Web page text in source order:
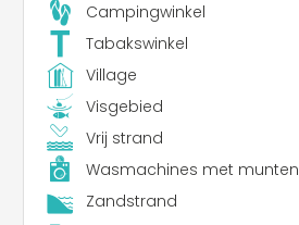
Campingwinkel
Tabakswinkel
Village
Visgebied
Vrij strand
Wasmachines met munten
Zandstrand